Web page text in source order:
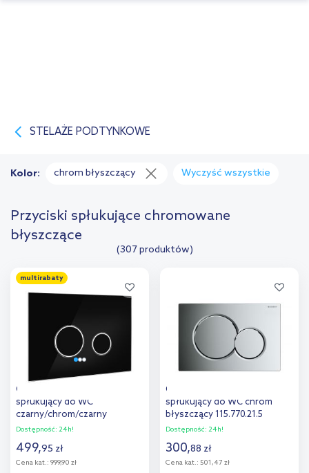
STELAŻE PODTYNKOWE
Przyciski spłukujące chromowane
błyszczące
(307 produktów)
Kolor: chrom błyszczący Wyczyść wszystkie
multirabaty
Oltens Lule przycisk
spłukujący do WC
czarny/chrom/czarny
57201300
Dostępność: 24h!
499,95 zł
Cena kat.: 999,90 zł
Geberit Sigma przycisk
spłukujący do WC chrom
błyszczący 115.770.21.5
Dostępność: 24h!
300,88 zł
Cena kat.: 501,47 zł